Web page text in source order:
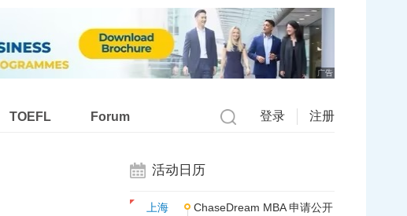
广告
TOEFL Forum 登录 注册
活动日历
上海
ChaseDream MBA 申请公开